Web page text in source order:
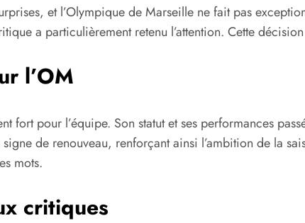
et l’Olympique de Marseille ne fait pas
a particulièrement retenu l’attention. Cette
l’OM
fort pour l’équipe. Son statut et ses performances
de renouveau, renforçant ainsi l’ambition de la
mots.
critiques